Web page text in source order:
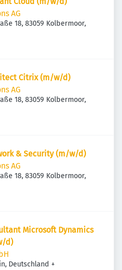
AG
18, 83059 Kolbermoor,
Citrix (m/w/d)
AG
18, 83059 Kolbermoor,
& Security (m/w/d)
AG
18, 83059 Kolbermoor,
Microsoft Dynamics
d)
Deutschland +